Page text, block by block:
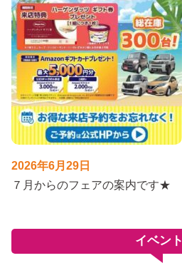
2026年6月29日
７月からのフェアの案内です★
イベント